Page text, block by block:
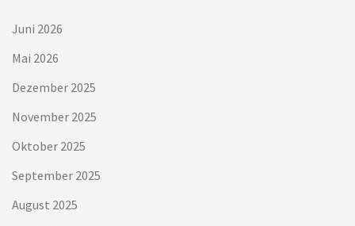
Juni 2026
Mai 2026
Dezember 2025
November 2025
Oktober 2025
September 2025
August 2025